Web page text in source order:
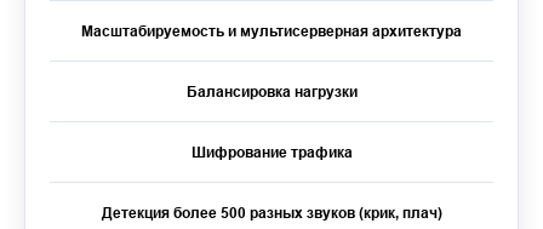
Масштабируемость и мультисерверная архитектура
Балансировка нагрузки
Шифрование трафика
Детекция более 500 разных звуков (крик, плач)